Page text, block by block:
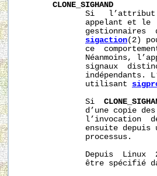
CLONE_SIGHAND
Si
appelant et le
gestionnaires
sigaction(2)
ce
Néanmoins,
signaux
indépendants.
              utilisant
              Si
d’une copie
l’invocation
ensuite depuis
              processus.
Depuis  Linux
être spécifié